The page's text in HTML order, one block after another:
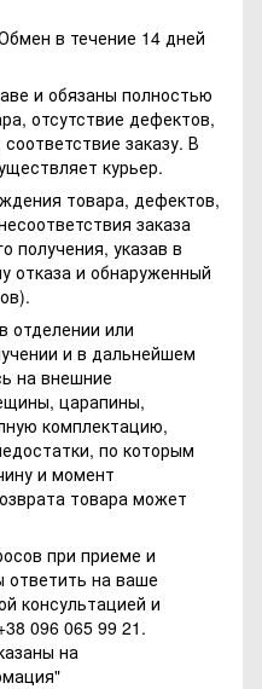
в течение 14 дней
и обязаны полностью
отсутствие дефектов,
заказу. В
курьер.
товара, дефектов,
заказа
получения, указав в
отказа и обнаруженный
отделении или
и в дальнейшем
на внешние
царапины,
комплектацию,
по которым
и момент
товара может
при приеме и
ответить на ваше
консультацией и
096 065 99 21.
на